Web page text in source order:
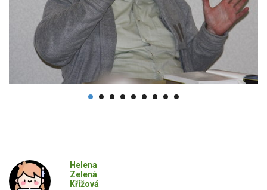
Helena
Zelená
Křížová